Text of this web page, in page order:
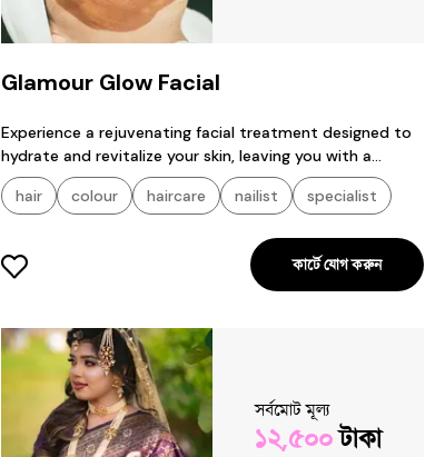
Glamour Glow Facial
Experience a rejuvenating facial treatment designed to
hydrate and revitalize your skin, leaving you with a
radiant and youthful glow. Includes cleansing, exfoliation,
massage, customized mask, and hydration for ultimate
hair colour haircare nailist specialist
কার্টে যোগ করুন
সর্বমোট মূল্য
১২,৫০০টাকা